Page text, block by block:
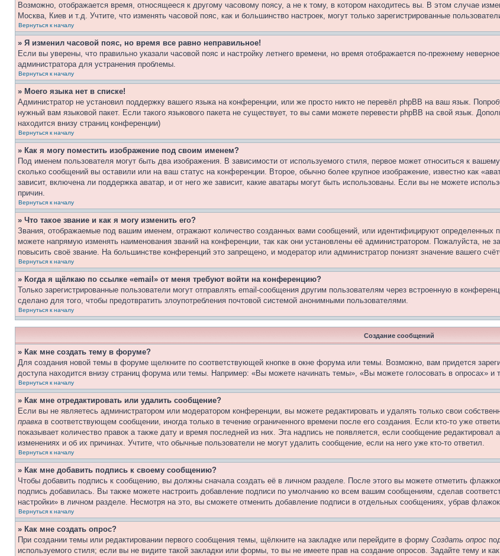
Возможно, отображается время, относящееся к другому часовому поясу, а не к тому, в котором находитесь вы. В этом случае
Москва, Киев и т.д. Учтите, что изменять часовой пояс, как и большинство настроек, могут только зарегистрированные
Вернуться к началу
» Я изменил часовой пояс, но время все равно неправильное!
Если вы уверены, что правильно указали часовой пояс и настройку летнего времени, но время отображается по-прежнему
администратора для устранения проблемы.
Вернуться к началу
» Моего языка нет в списке!
Администратор не установил поддержку вашего языка на конференции, или же просто никто не перевёл phpBB на ваш язык.
нужный вам языковой пакет. Если такого языкового пакета не существует, то вы сами можете перевести phpBB на свой язык.
находится внизу страниц конференции)
Вернуться к началу
» Как я могу поместить изображение под своим именем?
Под именем пользователя могут быть два изображения. В зависимости от используемого стиля, первое может относиться к
сколько сообщений вы оставили или на ваш статус на конференции. Второе, обычно более крупное изображение, известно как
зависит, включена ли поддержка аватар, и от него же зависит, какие аватары могут быть использованы. Если вы не можете
причин.
Вернуться к началу
» Что такое звание и как я могу изменить его?
Звания, отображаемые под вашим именем, отражают количество созданных вами сообщений, или идентифицируют определенных
можете напрямую изменять наименования званий на конференции, так как они установлены её администратором. Пожалуйста,
повысить своё звание. На большинстве конференций это запрещено, и модератор или администратор понизят значение вашего
Вернуться к началу
» Когда я щёлкаю по ссылке «email» от меня требуют войти на конференцию?
Только зарегистрированные пользователи могут отправлять email-сообщения другим пользователям через встроенную в
сделано для того, чтобы предотвратить злоупотребления почтовой системой анонимными пользователями.
Вернуться к началу
Создание сообщений
» Как мне создать тему в форуме?
Для создания новой темы в форуме щелкните по соответствующей кнопке в окне форума или темы. Возможно, вам придется
доступа находится внизу страниц форума или темы. Например: «Вы можете начинать темы», «Вы можете голосовать в опросах» и
Вернуться к началу
» Как мне отредактировать или удалить сообщение?
Если вы не являетесь администратором или модератором конференции, вы можете редактировать и удалять только свои
правка в соответствующем сообщении, иногда только в течение ограниченного времени после его создания. Если кто-то уже
показывает количество правок а также дату и время последней из них. Эта надпись не появляется, если сообщение
изменениях и об их причинах. Учтите, что обычные пользователи не могут удалить сообщение, если на него уже кто-то ответил.
Вернуться к началу
» Как мне добавить подпись к своему сообщению?
Чтобы добавить подпись к сообщению, вы должны сначала создать её в личном разделе. После этого вы можете отметить
подпись добавилась. Вы также можете настроить добавление подписи по умолчанию ко всем вашим сообщениям, сделав
настройки» в личном разделе. Несмотря на это, вы сможете отменить добавление подписи в отдельных сообщениях, убрав флажок
Вернуться к началу
» Как мне создать опрос?
При создании темы или редактировании первого сообщения темы, щёлкните на закладке или перейдите в форму Создать опрос
используемого стиля; если вы не видите такой закладки или формы, то вы не имеете прав на создание опросов. Задайте тему и